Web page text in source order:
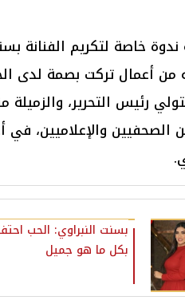
خاصة لتكريم الفنانة
من أعمال تركت بصمة لدى
التحرير، والزميلة
والإعلاميين، في
بسنت النبراوي: الحب
بكل ما هو جميل